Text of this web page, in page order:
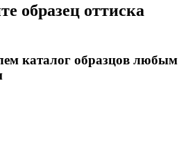
образец оттиска
каталог образцов любым